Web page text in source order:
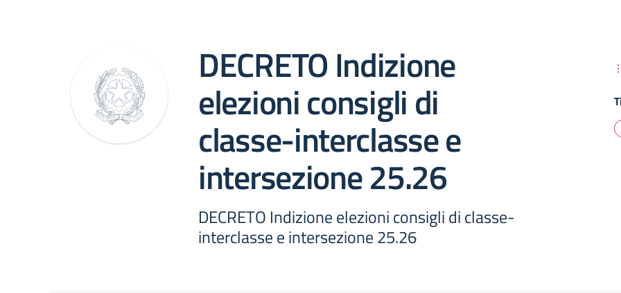
DECRETO Indizione
elezioni consigli di
classe-interclasse e
intersezione 25.26
DECRETO Indizione elezioni consigli di classe-
interclasse e intersezione 25.26